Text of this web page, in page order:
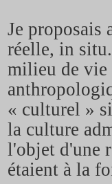
Je proposais
réelle, in
milieu de vie
« culturel »
la culture
l'objet d'une
étaient à la